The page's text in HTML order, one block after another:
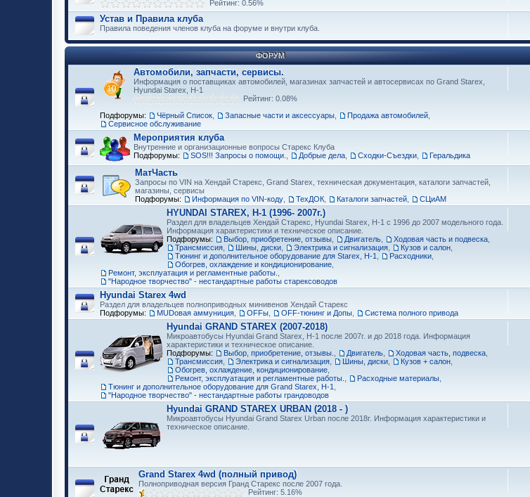
Рейтинг: 0.56%
Устав и Правила клуба
Правила поведения членов клуба на форуме и внутри клуба.
ФОРУМ
Автомобили, запчасти, сервисы.
Информация о поставщиках автомобилей, магазинах запчастей и автосервисах по Grand Starex,
Hyundai Starex, H-1
Рейтинг: 0.08%
Подфорумы:
Чёрный Список Запасные части и аксессуары Продажа автомобилей
Сервисное обслуживание
Мероприятия клуба
Внутренние и организационные вопросы Старекс Клуба
Подфорумы:
SOS!!! Запросы о помощи. Добрые дела Сходки-Съездки Геральдика
МатЧасть
Запросы по VIN на Хендай Старекс, Grand Starex, техническая документация, каталоги запчастей,
магазины, сервисы
Подфорумы:
Информация по VIN-коду ТехДОК Каталоги запчастей СЦиАМ
HYUNDAI STAREX, H-1 (1996- 2007г.)
Раздел для владельцев Хендай Старекс, Hyundai Starex, H-1 с 1996 до 2007 модельного года.
Информация характеристики и техническое описание.
Подфорумы:
Выбор, приобретение, отзывы Двигатель Ходовая часть и подвеска
Трансмиссия
Шины, диски Электрика и сигнализация Кузов и салон
Тюнинг и дополнительное оборудование для Starex, H-1
Расходники
Обогрев, охлаждение и кондиционирование
Ремонт, эксплуатация и регламентные работы.
"Народное творчество" - нестандартные работы старексоводов
Hyundai Starex 4wd
Раздел для владельцев полноприводных минивенов Хендай Старекс
Подфорумы:
MUDовая аммуниция OFFы OFF-тюнинг и Допы Cистема полного привода
Hyundai GRAND STAREX (2007-2018)
Микроавтобусы Hyundai Grand Starex, H-1 после 2007г. и до 2018 года. Информация
характеристики и техническое описание.
Подфорумы:
Выбор, приобретение, отзывы. Двигатель Ходовая часть, подвеска
Трансмиссия
Электрика и сигнализация Шины, диски Кузов + салон
Обогрев, охлаждение, кондиционирование
Ремонт, эксплуатация и регламентные работы.
Расходные материалы
Тюнинг и дополнительное оборудование для Grand Starex, H-1
"Народное творчество" - нестандартные работы грандоводов
Hyundai GRAND STAREX URBAN (2018 - )
Микроавтобусы Hyundai Grand Starex Urban после 2018г. Информация характеристики и
техническое описание.
Grand Starex 4wd (полный привод)
Полноприводная версия Гранд Старекс после 2007 года.
Рейтинг: 5.16%